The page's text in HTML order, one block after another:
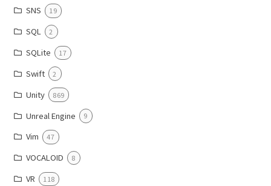
SNS 19
SQL 2
SQLite 17
Swift 2
Unity 869
Unreal Engine 9
Vim 47
VOCALOID 8
VR 118